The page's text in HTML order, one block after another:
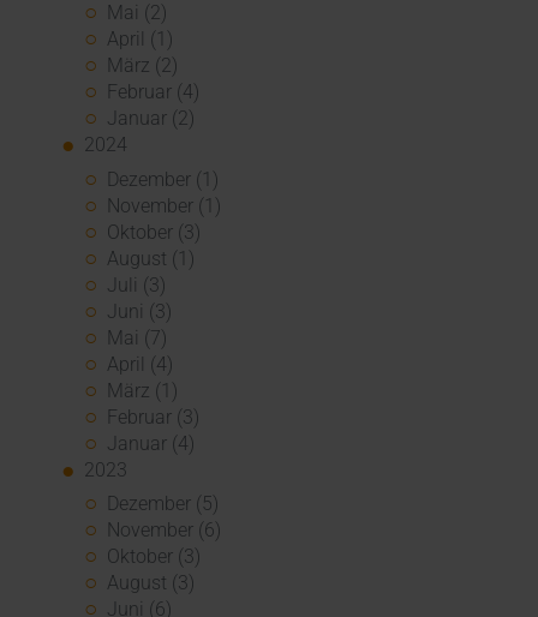
Mai (2)
April (1)
März (2)
Februar (4)
Januar (2)
2024
Dezember (1)
November (1)
Oktober (3)
August (1)
Juli (3)
Juni (3)
Mai (7)
April (4)
März (1)
Februar (3)
Januar (4)
2023
Dezember (5)
November (6)
Oktober (3)
August (3)
Juni (6)